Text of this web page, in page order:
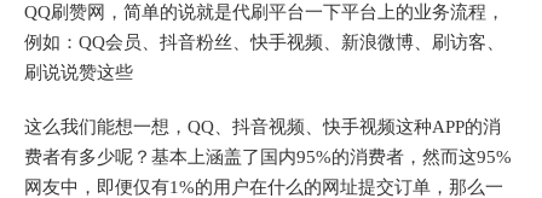
QQ刷赞网，简单的说就是代刷平台一下平台上的业务流程，
例如：QQ会员、抖音粉丝、快手视频、新浪微博、刷访客、
刷说说赞这些
这么我们能想一想，QQ、抖音视频、快手视频这种APP的消
费者有多少呢？基本上涵盖了国内95%的消费者，然而这95%
网友中，即便仅有1%的用户在什么的网址提交订单，那么一